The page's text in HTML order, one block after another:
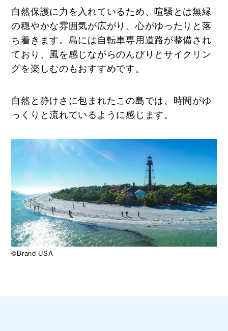
自然保護に力を入れているため、喧騒とは無縁
の穏やかな雰囲気が広がり、心がゆったりと落
ち着きます。島には自転車専用道路が整備され
ており、風を感じながらのんびりとサイクリン
グを楽しむのもおすすめです。
自然と静けさに包まれたこの島では、時間がゆ
っくりと流れているように感じます。
©Brand USA